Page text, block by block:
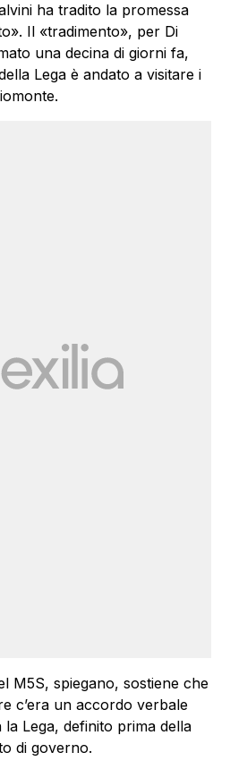
ha tradito la promessa
Il «tradimento», per Di
una decina di giorni fa,
Lega è andato a visitare i
M5S, spiegano, sostiene che
c’era un accordo verbale
Lega, definito prima della
di governo.